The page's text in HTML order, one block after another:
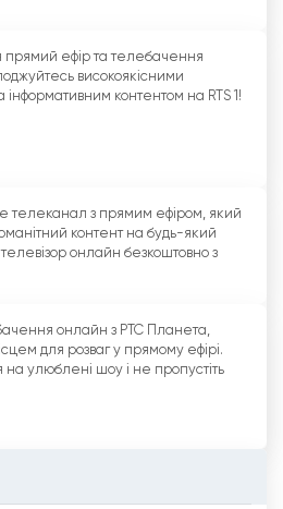
добробуту суспільства і
рівня, який
на будь-який смак і
відповідальності
програми.
мають можливість
ефірними
Ця телевізійна
варіантом насолодитися
розвагами.
прямий ефір та телебачення
високоякісними
контентом на RTS 1!
телеканал з прямим ефіром, який
контент на будь-який
онлайн безкоштовно з
онлайн з РТС Планета,
для розваг у прямому ефірі.
улюблені шоу і не пропустіть